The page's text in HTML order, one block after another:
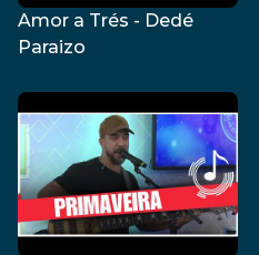
Amor a Trés - Dedé
Paraizo